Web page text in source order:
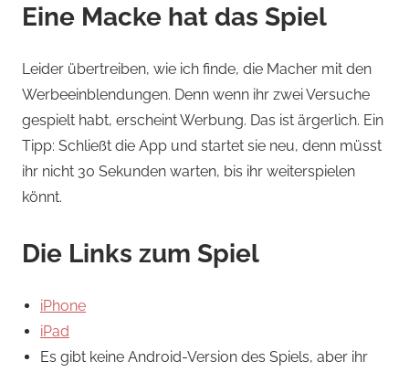
Eine Macke hat das Spiel
Leider übertreiben, wie ich finde, die Macher mit den
Werbeeinblendungen. Denn wenn ihr zwei Versuche
gespielt habt, erscheint Werbung. Das ist ärgerlich. Ein
Tipp: Schließt die App und startet sie neu, denn müsst
ihr nicht 30 Sekunden warten, bis ihr weiterspielen
könnt.
Die Links zum Spiel
iPhone
iPad
Es gibt keine Android-Version des Spiels, aber ihr